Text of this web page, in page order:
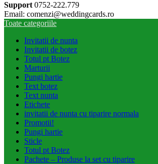
Support 0752-222.779
Email: comenzi@weddingcards.ro
Toate categoriile
Invitatii de nunta
Invitatii de botez
Totul pt Botez
Marturii
Pungi hartie
Text botez
Text nunta
Etichete
invitatii de nunta cu tiparire normala
Promotii!
Pungi hartie
Sticle
Totul pt Botez
Pachete – Produse la set cu tiparire